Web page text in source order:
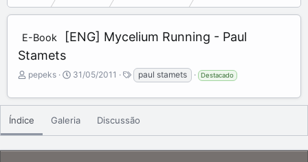
E-Book
[ENG] Mycelium Running - Paul
Stamets
A
d
d
b
y
pepeks
C
e
t
e
d
31/05/2011
T
a
g
paul stamets Destacado
Índice Galeria Discussão